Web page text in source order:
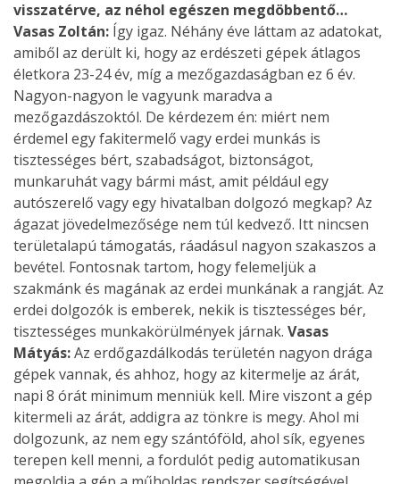
visszatérve, az néhol egészen megdöbbentő…
Vasas Zoltán: Így igaz. Néhány éve láttam az adatokat,
amiből az derült ki, hogy az erdészeti gépek átlagos
életkora 23-24 év, míg a mezőgazdaságban ez 6 év.
Nagyon-nagyon le vagyunk maradva a
mezőgazdászoktól. De kérdezem én: miért nem
érdemel egy fakitermelő vagy erdei munkás is
tisztességes bért, szabadságot, biztonságot,
munkaruhát vagy bármi mást, amit például egy
autószerelő vagy egy hivatalban dolgozó megkap? Az
ágazat jövedelmezősége nem túl kedvező. Itt nincsen
területalapú támogatás, ráadásul nagyon szakaszos a
bevétel. Fontosnak tartom, hogy felemeljük a
szakmánk és magának az erdei munkának a rangját. Az
erdei dolgozók is emberek, nekik is tisztességes bér,
tisztességes munkakörülmények járnak. Vasas
Mátyás:Az erdőgazdálkodás területén nagyon drága
gépek vannak, és ahhoz, hogy az kitermelje az árát,
napi 8 órát minimum menniük kell. Mire viszont a gép
kitermeli az árát, addigra az tönkre is megy. Ahol mi
dolgozunk, az nem egy szántóföld, ahol sík, egyenes
terepen kell menni, a fordulót pedig automatikusan